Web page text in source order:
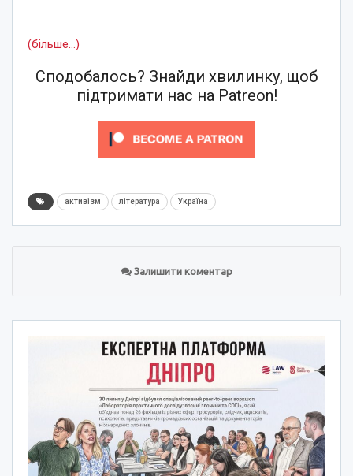
(більше…)
Сподобалось? Знайди хвилинку, щоб
підтримати нас на Patreon!
активізм література Україна
Залишити коментар